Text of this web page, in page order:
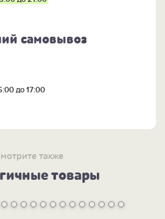
самовывоз
до 17:00
также
товары